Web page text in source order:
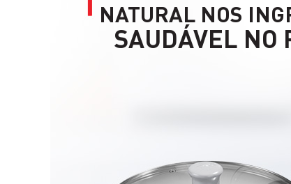
NATURAL NOS
SAUDÁVEL NO